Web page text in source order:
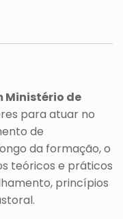
Ministério de
para atuar no
de
da formação, o
teóricos e práticos
princípios